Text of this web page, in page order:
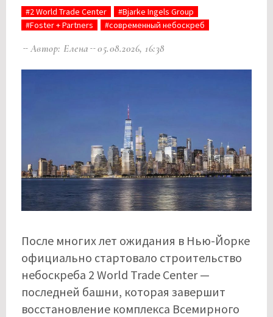
#2 World Trade Center
#Bjarke Ingels Group
#Foster + Partners
#современный небоскреб
Автор: Елена 05.08.2026, 16:38
После многих лет ожидания в Нью-Йорке
официально стартовало строительство
небоскреба 2 World Trade Center —
последней башни, которая завершит
восстановление комплекса Всемирного